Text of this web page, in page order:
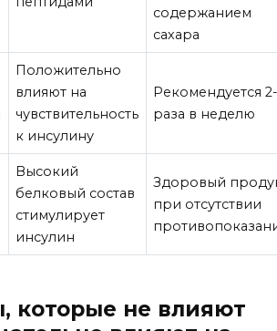
содержанием
сахара
Положительно
влияют на
чувствительность
к инсулину
Рекомендуется
раза в неделю
Высокий
белковый состав
стимулирует
инсулин
Здоровый
при отсутствии
которые не влияют